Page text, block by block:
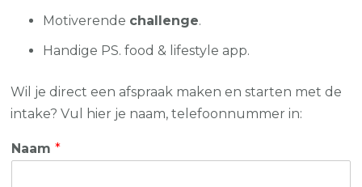
Motiverende challenge.
Handige PS. food & lifestyle app.
Wil je direct een afspraak maken en starten met de
intake? Vul hier je naam, telefoonnummer in:
Naam*